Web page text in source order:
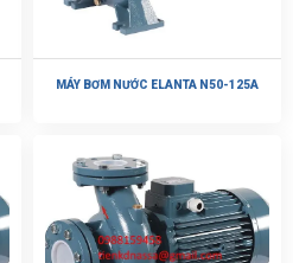
MÁY BƠM NƯỚC ELANTA N50-125A